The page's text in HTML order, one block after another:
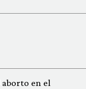
aborto en el